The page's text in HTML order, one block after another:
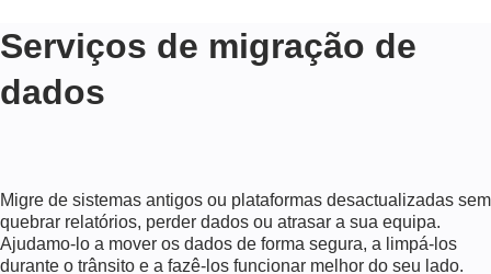
Serviços de migração de
dados
Migre de sistemas antigos ou plataformas desactualizadas sem
quebrar relatórios, perder dados ou atrasar a sua equipa.
Ajudamo-lo a mover os dados de forma segura, a limpá-los
durante o trânsito e a fazê-los funcionar melhor do seu lado.